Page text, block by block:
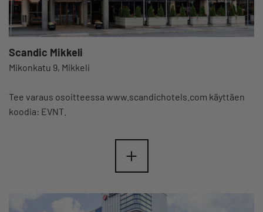
Scandic Mikkeli
Mikonkatu 9, Mikkeli
Tee varaus osoitteessa www.scandichotels.com käyttäen
koodia: EVNT.